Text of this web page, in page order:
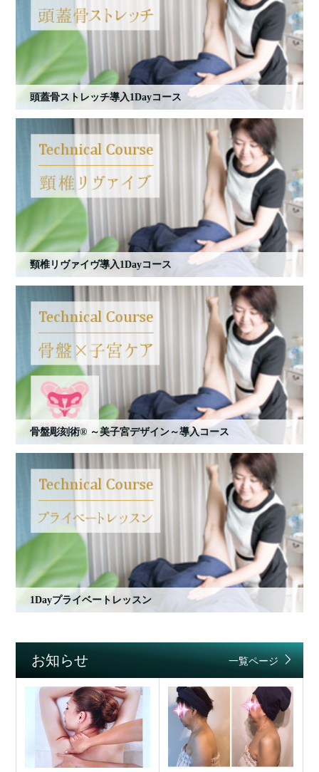
頭蓋骨ストレッチ導入1Dayコース
頸椎リヴァイヴ導入1Dayコース
骨盤彫刻術® ～美子宮デザイン～導入コース
1Dayプライベートレッスン
お知らせ 一覧ページ